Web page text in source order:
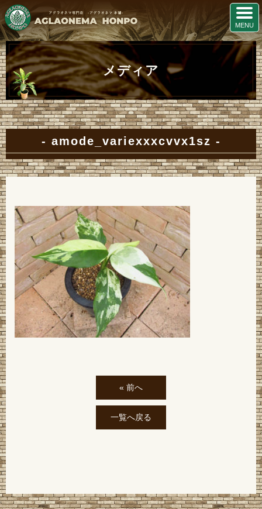
メディア
amode_variexxxcvvx1sz
« 前へ
一覧へ戻る